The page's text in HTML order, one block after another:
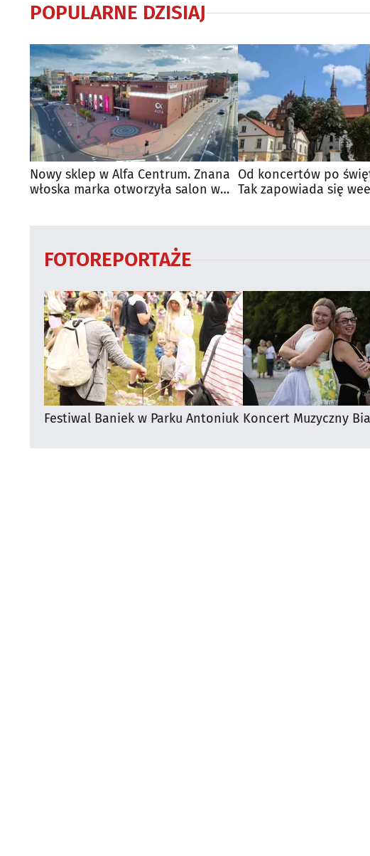
POPULARNE DZISIAJ
Nowy sklep w Alfa Centrum. Znana
włoska marka otworzyła salon w
Od koncertów po
Tak zapowiada się
FOTOREPORTAŻE
Festiwal Baniek w Parku Antoniuk Koncert Muzyczny